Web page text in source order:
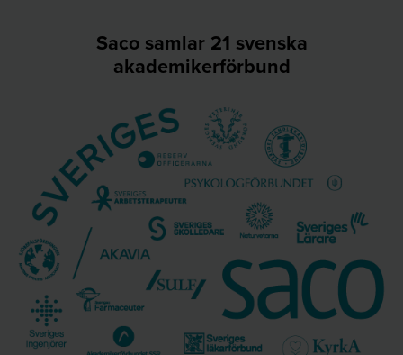
Saco samlar 21 svenska
akademikerförbund